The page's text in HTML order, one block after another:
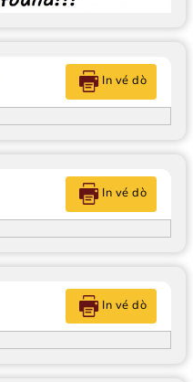
In vé dò
In vé dò
In vé dò